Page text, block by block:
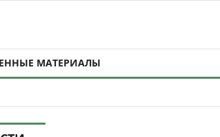
МАТЕРИАЛЫ